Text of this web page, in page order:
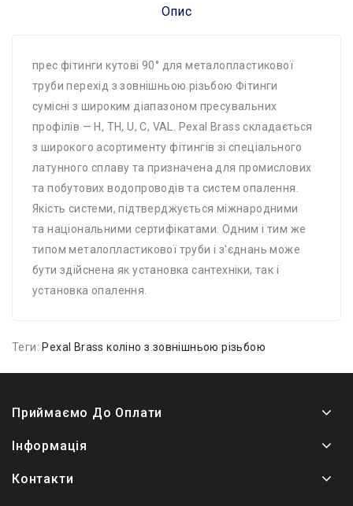
Опис
прес фітинги кутові 90° для металопластикової
труби перехід з зовнішньою різьбою Фітинги
сумісні з широким діапазоном пресувальних
профілів — H, TH, U, C, VAL. Pexal Brass складається
з широкого асортименту фітингів зі спеціального
латунного сплаву та призначена для промислових
та побутових водопроводів та систем опалення.
Якість системи, підтверджується міжнародними
та національними сертифікатами. Одним і тим же
типом металопластикової труби і з'єднань може
бути здійснена як установка сантехніки, так і
установка опалення.
Теги: Pexal Brass коліно з зовнішньою різьбою
Приймаємо До Оплати
Інформація
Контакти